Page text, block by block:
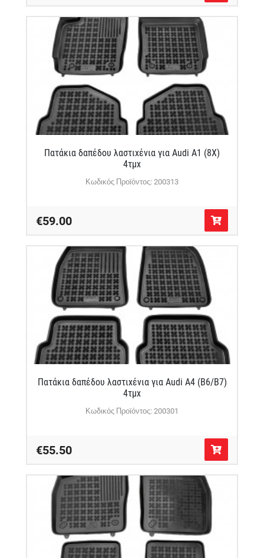
Πατάκια δαπέδου λαστιχένια για Audi A1 (8X)
4τμχ
Κωδικός Προϊόντος: 200313
€59.00
Πατάκια δαπέδου λαστιχένια για Audi A4 (B6/B7)
4τμχ
Κωδικός Προϊόντος: 200301
€55.50